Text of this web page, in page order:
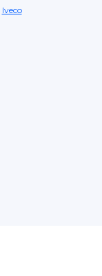
Iveco